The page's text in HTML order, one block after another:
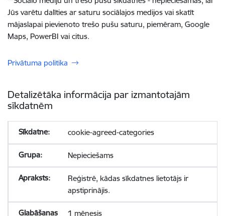
Jūs varētu dalīties ar saturu sociālajos medijos vai skatīt
mājaslapai pievienoto trešo pušu saturu, piemēram, Google
Maps, PowerBI vai citus.
Privātuma politika
Detalizētāka informācija par izmantotajām
sīkdatnēm
cookie-agreed-categories
Nepieciešams
Reģistrē, kādas sīkdatnes lietotājs ir
apstiprinājis.
1 mēnesis